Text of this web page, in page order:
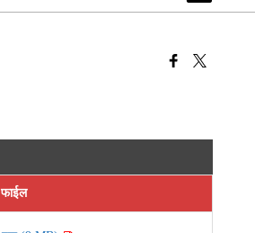
फाईल